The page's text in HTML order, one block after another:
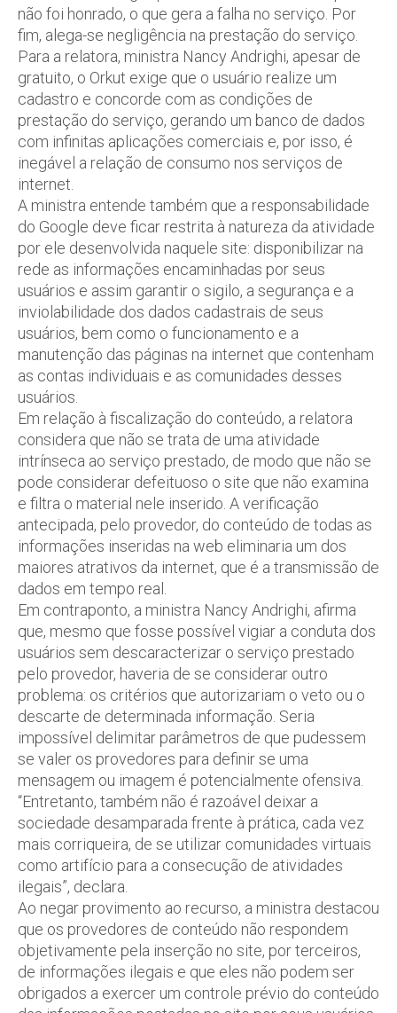
não foi honrado, o que gera a falha no serviço. Por
fim, alega-se negligência na prestação do serviço.
Para a relatora, ministra Nancy Andrighi, apesar de
gratuito, o Orkut exige que o usuário realize um
cadastro e concorde com as condições de
prestação do serviço, gerando um banco de dados
com infinitas aplicações comerciais e, por isso, é
inegável a relação de consumo nos serviços de
internet.
A ministra entende também que a responsabilidade
do Google deve ficar restrita à natureza da atividade
por ele desenvolvida naquele site: disponibilizar na
rede as informações encaminhadas por seus
usuários e assim garantir o sigilo, a segurança e a
inviolabilidade dos dados cadastrais de seus
usuários, bem como o funcionamento e a
manutenção das páginas na internet que contenham
as contas individuais e as comunidades desses
usuários.
Em relação à fiscalização do conteúdo, a relatora
considera que não se trata de uma atividade
intrínseca ao serviço prestado, de modo que não se
pode considerar defeituoso o site que não examina
e filtra o material nele inserido. A verificação
antecipada, pelo provedor, do conteúdo de todas as
informações inseridas na web eliminaria um dos
maiores atrativos da internet, que é a transmissão de
dados em tempo real.
Em contraponto, a ministra Nancy Andrighi, afirma
que, mesmo que fosse possível vigiar a conduta dos
usuários sem descaracterizar o serviço prestado
pelo provedor, haveria de se considerar outro
problema: os critérios que autorizariam o veto ou o
descarte de determinada informação. Seria
impossível delimitar parâmetros de que pudessem
se valer os provedores para definir se uma
mensagem ou imagem é potencialmente ofensiva.
“Entretanto, também não é razoável deixar a
sociedade desamparada frente à prática, cada vez
mais corriqueira, de se utilizar comunidades virtuais
como artifício para a consecução de atividades
ilegais”, declara.
Ao negar provimento ao recurso, a ministra destacou
que os provedores de conteúdo não respondem
objetivamente pela inserção no site, por terceiros,
de informações ilegais e que eles não podem ser
obrigados a exercer um controle prévio do conteúdo